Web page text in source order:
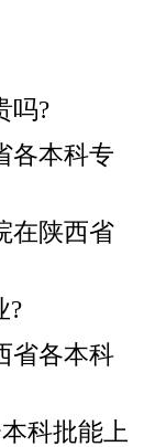
吗?
各本科专
在陕西省
?
省各本科
科批能上